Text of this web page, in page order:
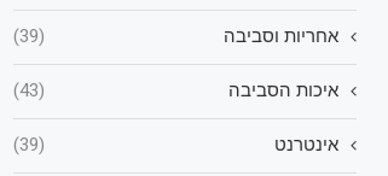
אחריות וסביבה (39)
איכות הסביבה (43)
אינטרנט (39)